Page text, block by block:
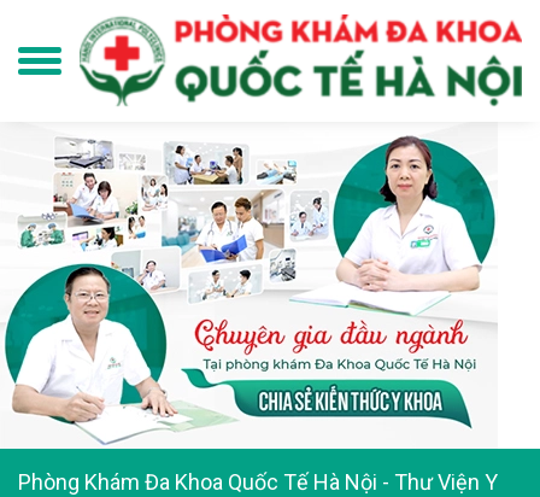
Phòng Khám Đa Khoa Quốc Tế Hà Nội - Thư Viện Y